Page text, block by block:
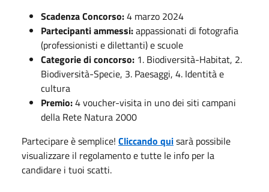
Scadenza Concorso:4 marzo 2024
Partecipanti ammessi:appassionati di fotografia
(professionisti e dilettanti) e scuole
Categorie di concorso: 1. Biodiversità-Habitat, 2.
Biodiversità-Specie, 3. Paesaggi, 4. Identità e
cultura
Premio:4 voucher-visita in uno dei siti campani
della Rete Natura 2000
Partecipare è semplice! Cliccando quisarà possibile
visualizzare il regolamento e tutte le info per la
candidare i tuoi scatti.